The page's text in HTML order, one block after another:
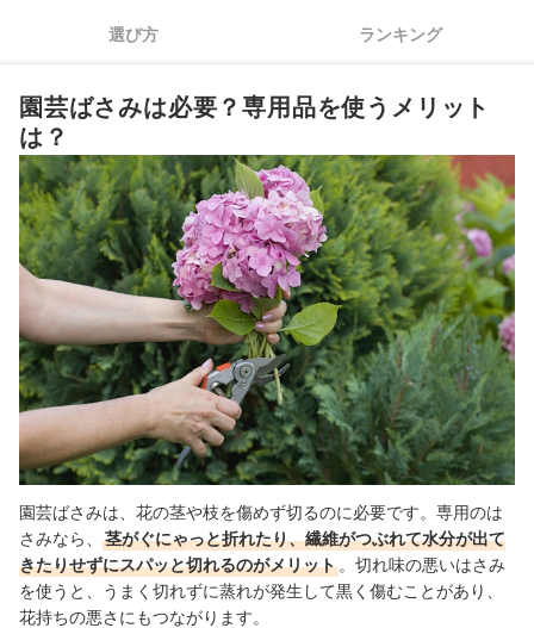
5 持ちやすく手に合うものを選べば、作業効率もアップ
6 初心者にはさびづらく扱いやすいステンレス製がおすすめ
園芸ばさみ全131商品おすすめ人気ランキング
園芸ばさみを長く使うためのお手入れ方法は？
おしゃれなアイテムをそろえて、ガーデニングを楽しもう！
園芸ばさみの売れ筋ランキングもチェック！
選び方 ランキング
園芸ばさみは必要？専用品を使うメリット
は？
園芸ばさみは、花の茎や枝を傷めず切るのに必要です。専用のは
さみなら、
茎がぐにゃっと折れたり、繊維がつぶれて水分が出て
きたりせずにスパッと切れるのがメリット 。切れ味の悪いはさみ
を使うと、うまく切れずに蒸れが発生して黒く傷むことがあり、
花持ちの悪さにもつながります。